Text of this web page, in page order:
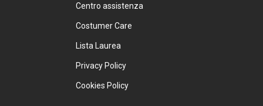
Centro assistenza
Costumer Care
Lista Laurea
Privacy Policy
Cookies Policy